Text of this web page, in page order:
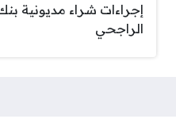
إجراءات شراء مديونية
الراجحي